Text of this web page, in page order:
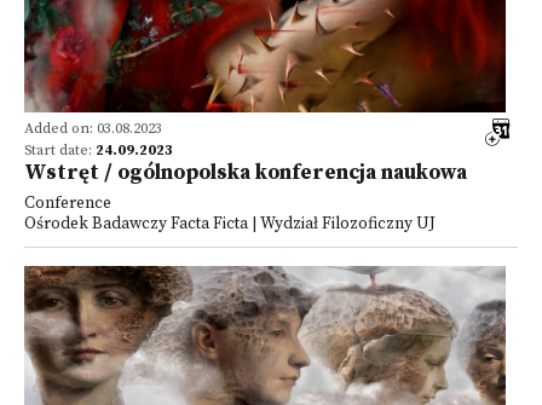
Added on: 03.08.2023
Start date: 24.09.2023
Wstręt / ogólnopolska konferencja naukowa
Conference
Ośrodek Badawczy Facta Ficta | Wydział Filozoficzny UJ